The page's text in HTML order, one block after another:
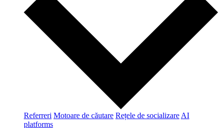
Referreri Motoare de căutare Rețele de socializare AI
platforms